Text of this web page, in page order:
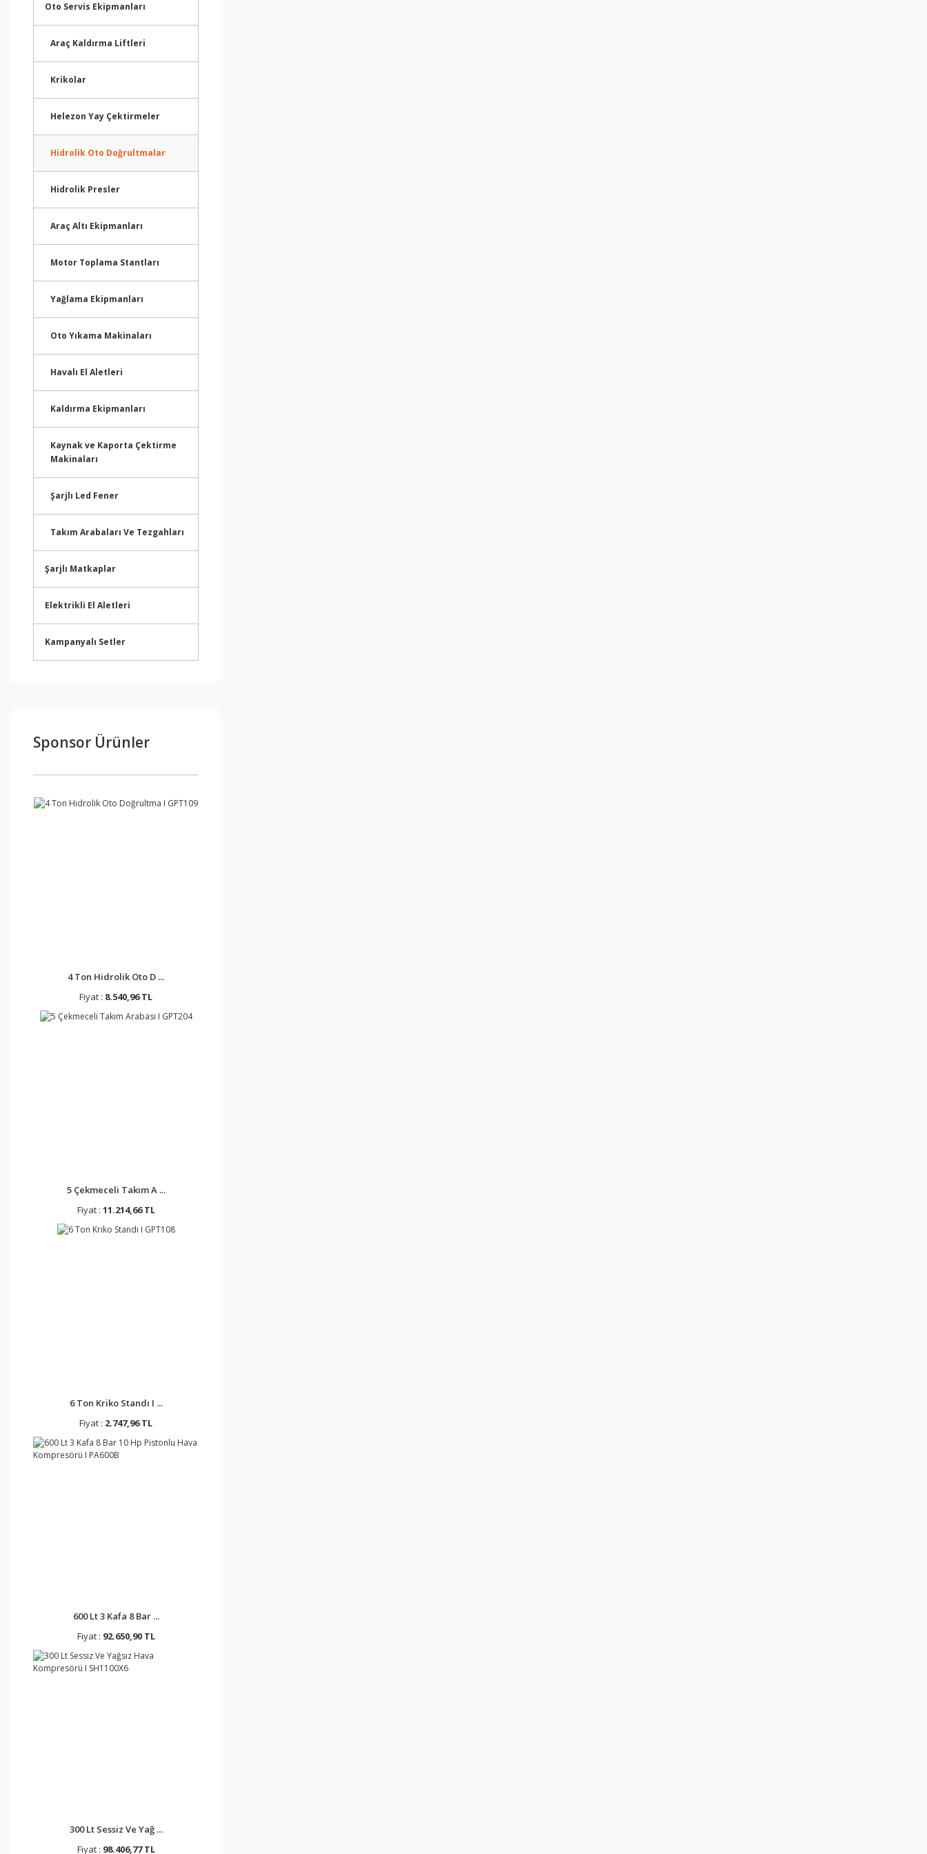
Oto Servis Ekipmanları
Araç Kaldırma Liftleri
Krikolar
Helezon Yay Çektirmeler
Hidrolik Oto Doğrultmalar
Hidrolik Presler
Araç Altı Ekipmanları
Motor Toplama Stantları
Yağlama Ekipmanları
Oto Yıkama Makinaları
Havalı El Aletleri
Kaldırma Ekipmanları
Kaynak ve Kaporta Çektirme
Makinaları
Şarjlı Led Fener
Takım Arabaları Ve Tezgahları
Şarjlı Matkaplar
Elektrikli El Aletleri
Kampanyalı Setler
Sponsor Ürünler
4 Ton Hidrolik Oto D ...
Fiyat : 8.540,96 TL
5 Çekmeceli Takım A ...
Fiyat : 11.214,66 TL
6 Ton Kriko Standı I ...
Fiyat : 2.747,96 TL
600 Lt 3 Kafa 8 Bar ...
Fiyat : 92.650,90 TL
300 Lt Sessiz Ve Yağ ...
Fiyat : 98.406,77 TL